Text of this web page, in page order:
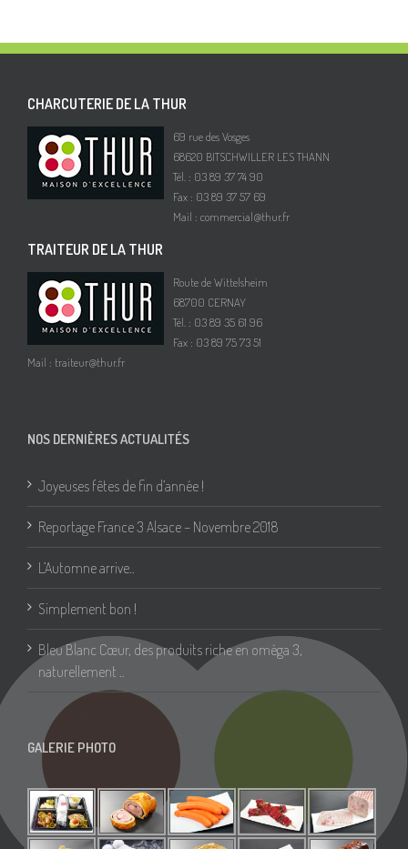
CHARCUTERIE DE LA THUR
69 rue des Vosges
68620 BITSCHWILLER LES THANN
Tél. : 03 89 37 74 90
Fax : 03 89 37 57 69
Mail : commercial@thur.fr
TRAITEUR DE LA THUR
Route de Wittelsheim
68700 CERNAY
Tél. : 03 89 35 61 96
Fax : 03 89 75 73 51
Mail : traiteur@thur.fr
NOS DERNIÈRES ACTUALITÉS
Joyeuses fêtes de fin d’année !
Reportage France 3 Alsace – Novembre 2018
L’Automne arrive..
Simplement bon !
Bleu Blanc Cœur, des produits riche en oméga 3,
naturellement ..
GALERIE PHOTO